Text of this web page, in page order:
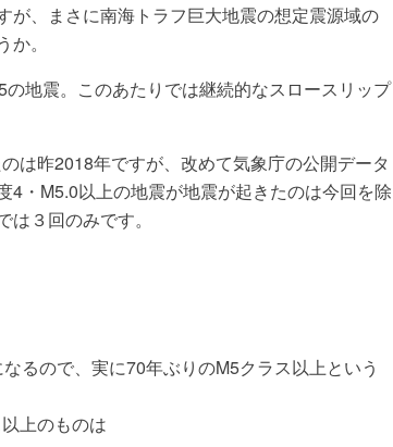
が、まさに南海トラフ巨大地震の想定震源域の
。
地震。このあたりでは継続的なスロースリップ
は昨2018年ですが、改めて気象庁の公開データ
4・M5.0以上の地震が地震が起きたのは今回を除
３回のみです。
るので、実に70年ぶりのM5クラス以上という
上のものは